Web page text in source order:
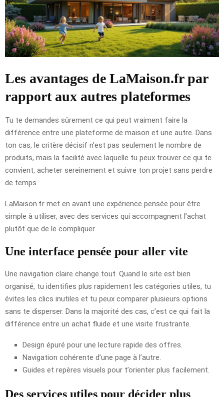
Les avantages de LaMaison.fr par
rapport aux autres plateformes
Tu te demandes sûrement ce qui peut vraiment faire la
différence entre une plateforme de maison et une autre. Dans
ton cas, le critère décisif n’est pas seulement le nombre de
produits, mais la facilité avec laquelle tu peux trouver ce qui te
convient, acheter sereinement et suivre ton projet sans perdre
de temps.
LaMaison.fr met en avant une expérience pensée pour être
simple à utiliser, avec des services qui accompagnent l’achat
plutôt que de le compliquer.
Une interface pensée pour aller vite
Une navigation claire change tout. Quand le site est bien
organisé, tu identifies plus rapidement les catégories utiles, tu
évites les clics inutiles et tu peux comparer plusieurs options
sans te disperser. Dans la majorité des cas, c’est ce qui fait la
différence entre un achat fluide et une visite frustrante.
Design épuré pour une lecture rapide des offres.
Navigation cohérente d’une page à l’autre.
Guides et repères visuels pour t’orienter plus facilement.
Des services utiles pour décider plus